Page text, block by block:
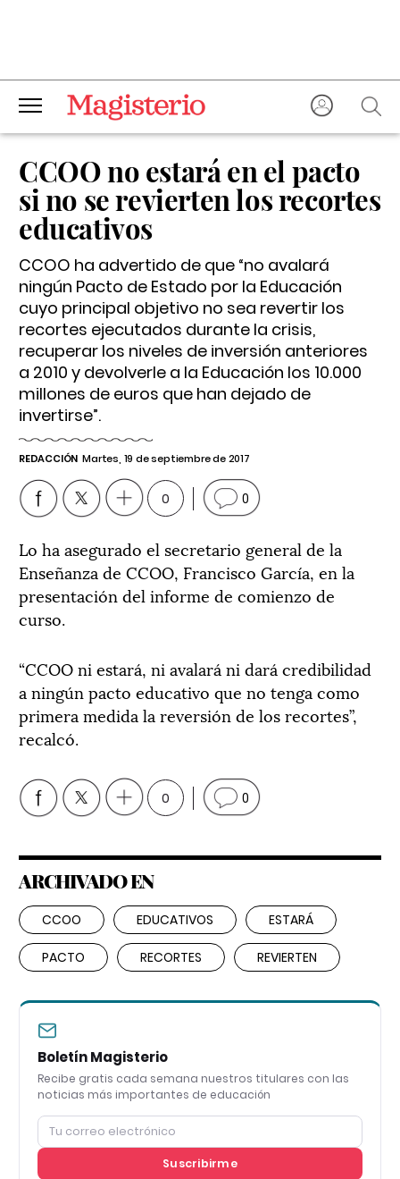
CCOO no estará en el pacto
si no se revierten los recortes
educativos
CCOO ha advertido de que “no avalará
ningún Pacto de Estado por la Educación
cuyo principal objetivo no sea revertir los
recortes ejecutados durante la crisis,
recuperar los niveles de inversión anteriores
a 2010 y devolverle a la Educación los 10.000
millones de euros que han dejado de
invertirse”.
REDACCIÓN Martes, 19 de septiembre de 2017
0 0
Lo ha asegurado el secretario general de la
Enseñanza de CCOO, Francisco García, en la
presentación del informe de comienzo de
curso.
“CCOO ni estará, ni avalará ni dará credibilidad
a ningún pacto educativo que no tenga como
primera medida la reversión de los recortes”,
recalcó.
0 0
ARCHIVADO EN
CCOO EDUCATIVOS ESTARÁ
PACTO RECORTES REVIERTEN
Boletín Magisterio
Recibe gratis cada semana nuestros titulares con las
noticias más importantes de educación
Suscribirme